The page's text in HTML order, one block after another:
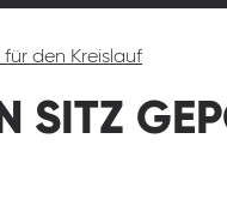
den Kreislauf
SITZ